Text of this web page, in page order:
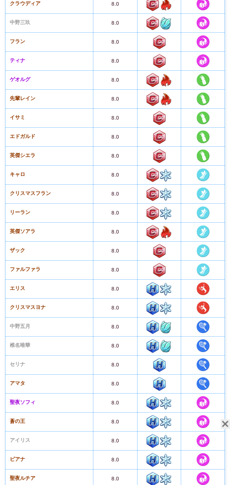
クラウディア 8.0
中野三玖 8.0
フラン 8.0
ティナ 8.0
ゲオルグ 8.0
先輩レイン 8.0
イサミ 8.0
エドガルド 8.0
英傑シエラ 8.0
キャロ 8.0
クリスマスフラン 8.0
リーラン 8.0
英傑ソアラ 8.0
ザック 8.0
ファルファラ 8.0
エリス 8.0
クリスマスヨナ 8.0
中野五月 8.0
椎名唯華 8.0
セリナ 8.0
アマタ 8.0
聖夜ソフィ 8.0
蒼の王 8.0
アイリス 8.0
ピアナ 8.0
聖夜ルチア 8.0